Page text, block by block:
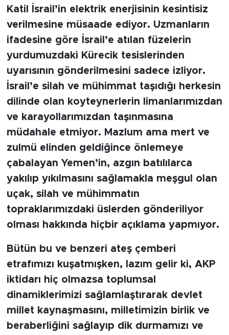
Katil İsrail’in elektrik enerjisinin kesintisiz
verilmesine müsaade ediyor. Uzmanların
ifadesine göre İsrail’e atılan füzelerin
yurdumuzdaki Kürecik tesislerinden
uyarısının gönderilmesini sadece izliyor.
İsrail’e silah ve mühimmat taşıdığı herkesin
dilinde olan koyteynerlerin limanlarımızdan
ve karayollarımızdan taşınmasına
müdahale etmiyor. Mazlum ama mert ve
zulmü elinden geldiğince önlemeye
çabalayan Yemen’in, azgın batılılarca
yakılıp yıkılmasını sağlamakla meşgul olan
uçak, silah ve mühimmatın
topraklarımızdaki üslerden gönderiliyor
olması hakkında hiçbir açıklama yapmıyor.
Bütün bu ve benzeri ateş çemberi
etrafımızı kuşatmışken, lazım gelir ki, AKP
iktidarı hiç olmazsa toplumsal
dinamiklerimizi sağlamlaştırarak devlet
millet kaynaşmasını, milletimizin birlik ve
beraberliğini sağlayıp dik durmamızı ve
MEDYA KÖŞESİ
FOTO GALERİ
ALINTI YAZARLAR
SOSYAL MEDYA